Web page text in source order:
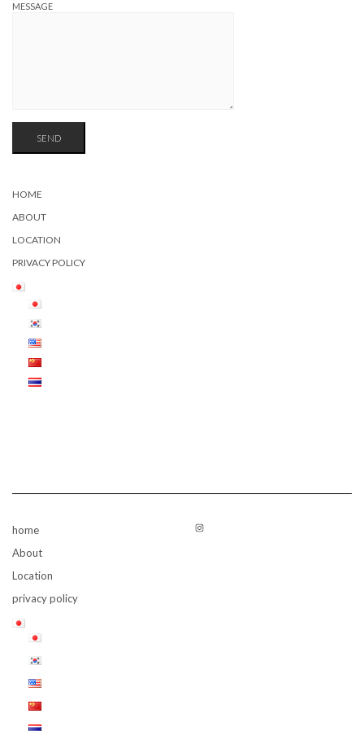
MESSAGE
HOME
ABOUT
LOCATION
PRIVACY POLICY
home
About
Location
privacy policy
Instagram